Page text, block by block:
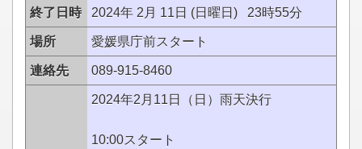
終了日時 2024年 2月 11日 (日曜日) 23時55分
場所 愛媛県庁前スタート
連絡先 089-915-8460
2024年2月11日（日）雨天決行
10:00スタート